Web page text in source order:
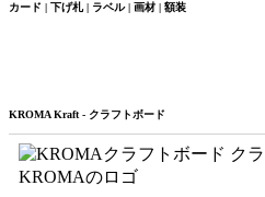
カード | 下げ札 | ラベル | 画材 | 額装
KROMA Kraft - クラフトボード